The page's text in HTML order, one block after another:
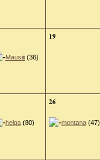
Mausiii (36)
19
helga (80)
26
montana (47)